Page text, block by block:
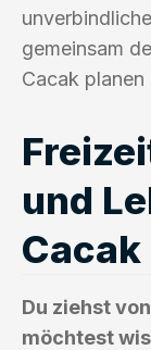
gemeinsam
Cacak
und
Cacak
Du ziehst
möchtest